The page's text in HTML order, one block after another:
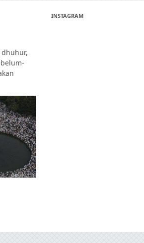
dhuhur,
INSTAGRAM